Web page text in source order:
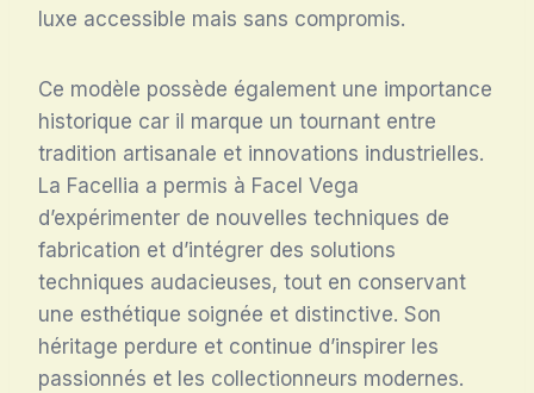
luxe accessible mais sans compromis.
Ce modèle possède également une importance
historique car il marque un tournant entre
tradition artisanale et innovations industrielles.
La Facellia a permis à Facel Vega
d’expérimenter de nouvelles techniques de
fabrication et d’intégrer des solutions
techniques audacieuses, tout en conservant
une esthétique soignée et distinctive. Son
héritage perdure et continue d’inspirer les
passionnés et les collectionneurs modernes.